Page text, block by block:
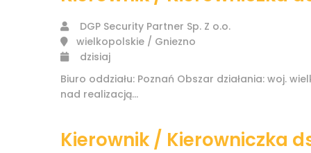
DGP Security Partner Sp. Z o.o.
wielkopolskie / Gniezno
dzisiaj
Biuro oddziału: Poznań Obszar działania: woj.
nad realizacją...
Kierownik / Kierowniczka